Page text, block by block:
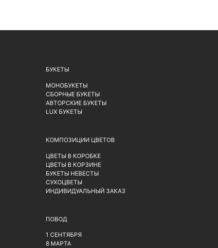
БУКЕТЫ
МОНОБУКЕТЫ
СБОРНЫЕ БУКЕТЫ
АВТОРСКИЕ БУКЕТЫ
LUX БУКЕТЫ
КОМПОЗИЦИИ ЦВЕТОВ
ЦВЕТЫ В КОРОБКЕ
ЦВЕТЫ В КОРЗИНЕ
БУКЕТЫ НЕВЕСТЫ
СУХОЦВЕТЫ
ИНДИВИДУАЛЬНЫЙ ЗАКАЗ
ПОВОД
1 СЕНТЯБРЯ
8 МАРТА